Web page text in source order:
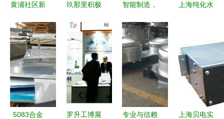
黄浦社区新
务引领邻里
新风尚
玖那里积极
信用服务行
业协会第三
届第三次会
员大会 助
力上海服务
升级
智能制造，
中国板材与
定制家居大
会在上海绽
放服务新篇
章
上海纯化水
离子与辉月
RO反渗透
技术的工业
应用
5083合金
罗升工博展
专业与信赖
上海贝电实